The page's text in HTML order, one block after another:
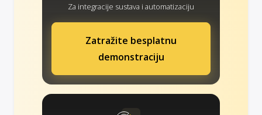
Za integracije sustava i automatizaciju
Zatražite besplatnu
demonstraciju